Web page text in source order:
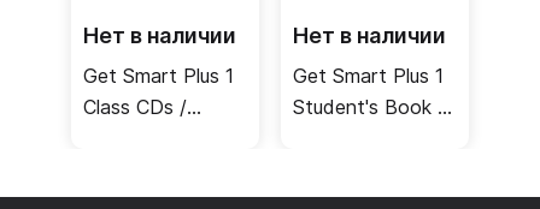
Нет в наличии
Get Smart Plus 1
Class CDs /
Нет в наличии
Get Smart Plus 1
Student's Book /